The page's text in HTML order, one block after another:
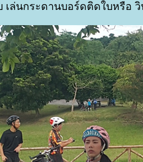
เล่นกระดานบอร์ดติดใบหรือ